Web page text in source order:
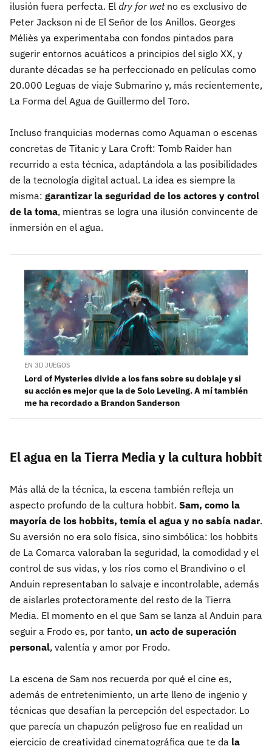
ilusión fuera perfecta. El dry for wetno es exclusivo de
Peter Jackson ni de El Señor de los Anillos. Georges
Méliès ya experimentaba con fondos pintados para
sugerir entornos acuáticos a principios del siglo XX, y
durante décadas se ha perfeccionado en películas como
20.000 Leguas de viaje Submarino y, más recientemente,
La Forma del Agua de Guillermo del Toro.
Incluso franquicias modernas como Aquaman o escenas
concretas de Titanic y Lara Croft: Tomb Raider han
recurrido a esta técnica, adaptándola a las posibilidades
de la tecnología digital actual. La idea es siempre la
misma: garantizar la seguridad de los actores y control
de la toma, mientras se logra una ilusión convincente de
inmersión en el agua.
EN 3D JUEGOS
Lord of Mysteries divide a los fans sobre su doblaje y si
su acción es mejor que la de Solo Leveling. A mí también
me ha recordado a Brandon Sanderson
El agua en la Tierra Media y la cultura hobbit
Más allá de la técnica, la escena también refleja un
aspecto profundo de la cultura hobbit. Sam, como la
mayoría de los hobbits, temía el agua y no sabía nadar.
Su aversión no era solo física, sino simbólica: los hobbits
de La Comarca valoraban la seguridad, la comodidad y el
control de sus vidas, y los ríos como el Brandivino o el
Anduin representaban lo salvaje e incontrolable, además
de aislarles protectoramente del resto de la Tierra
Media. El momento en el que Sam se lanza al Anduin para
seguir a Frodo es, por tanto, un acto de superación
personal, valentía y amor por Frodo.
La escena de Sam nos recuerda por qué el cine es,
además de entretenimiento, un arte lleno de ingenio y
técnicas que desafían la percepción del espectador. Lo
que parecía un chapuzón peligroso fue en realidad un
ejercicio de creatividad cinematográfica que te da la